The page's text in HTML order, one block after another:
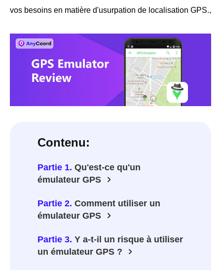
vos besoins en matière d'usurpation de localisation GPS.,
Contenu:
Partie 1. Qu'est-ce qu'un
émulateur GPS
Partie 2. Comment utiliser un
émulateur GPS
Partie 3. Y a-t-il un risque à utiliser
un émulateur GPS ?